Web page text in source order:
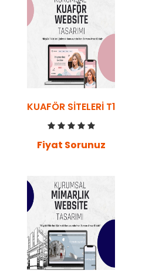
KUAFÖR SITELERI T1
Fiyat Sorunuz